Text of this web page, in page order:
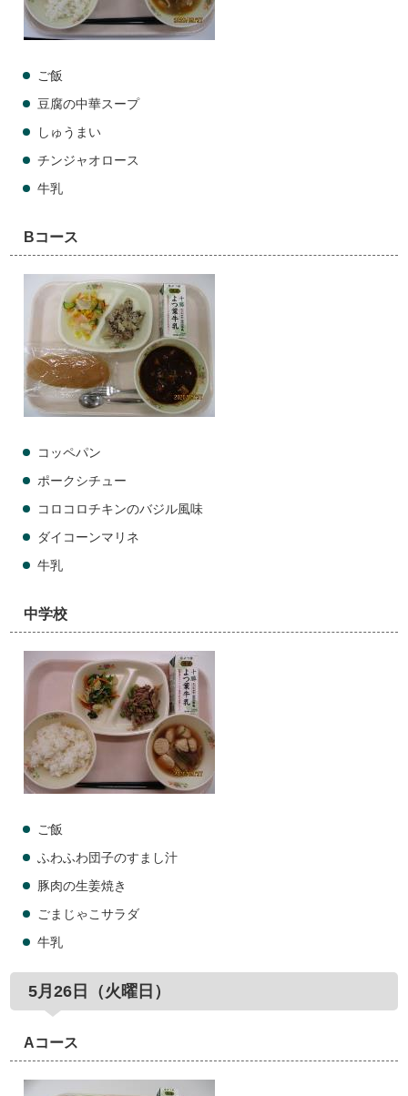
ご飯
豆腐の中華スープ
しゅうまい
チンジャオロース
牛乳
Bコース
コッペパン
ポークシチュー
コロコロチキンのバジル風味
ダイコーンマリネ
牛乳
中学校
ご飯
ふわふわ団子のすまし汁
豚肉の生姜焼き
ごまじゃこサラダ
牛乳
5月26日（火曜日）
Aコース